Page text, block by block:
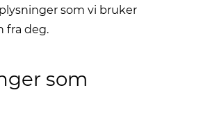
som vi bruker
fra deg.
som